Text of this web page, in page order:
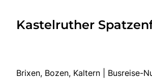
Highlights
Kastelruther
Brixen, Bozen, Kaltern | Busreise-